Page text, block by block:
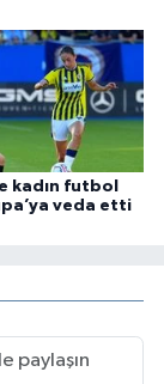
kadın futbol
veda etti